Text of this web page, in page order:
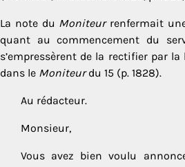
La note du Moniteur renfermait
quant au commencement du
s’empressèrent de la rectifier par
dans le Moniteurdu 15 (p. 1828).
Au rédacteur.
Monsieur,
Vous avez bien voulu